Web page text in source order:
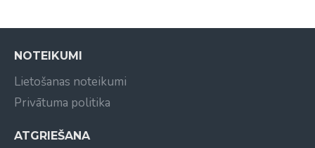
NOTEIKUMI
Lietošanas noteikumi
Privātuma politika
ATGRIEŠANA